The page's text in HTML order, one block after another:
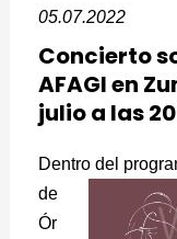
05.07.2022
Concierto
AFAGI en
julio a las
Dentro del
de
Ór